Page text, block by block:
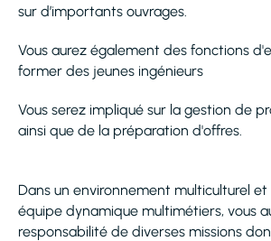
sur d’importants ouvrages.
Vous aurez également des fonctions
former des jeunes ingénieurs
Vous serez impliqué sur la gestion de
ainsi que de la préparation d'offres.
Dans un environnement multiculturel
équipe dynamique multimétiers, vous
responsabilité de diverses missions